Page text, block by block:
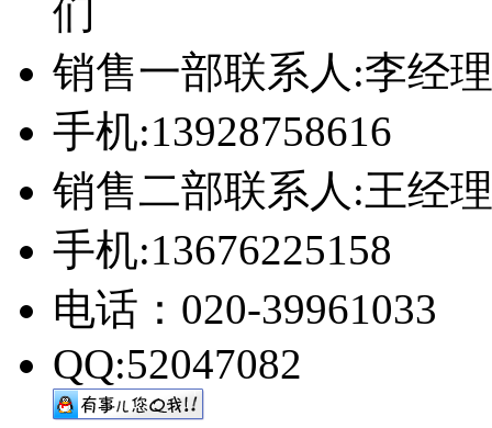
销售一部联系人:李经理
手机:13928758616
销售二部联系人:王经理
手机:13676225158
电话：020-39961033
QQ:52047082